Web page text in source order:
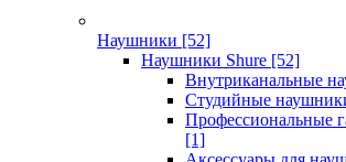
Наушники [52]
Наушники Shure [52]
Внутриканальные
Студийные
Профессиональные
[1]